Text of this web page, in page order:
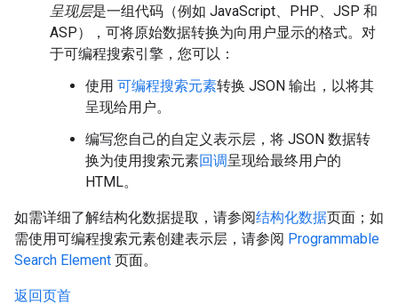
呈现层是一组代码（例如 JavaScript、PHP、JSP 和
ASP），可将原始数据转换为向用户显示的格式。对
于可编程搜索引擎，您可以：
使用 可编程搜索元素转换 JSON 输出，以将其
呈现给用户。
编写您自己的自定义表示层，将 JSON 数据转
换为使用搜索元素回调呈现给最终用户的
HTML。
如需详细了解结构化数据提取，请参阅结构化数据页面；如
需使用可编程搜索元素创建表示层，请参阅 Programmable
Search Element 页面。
返回页首